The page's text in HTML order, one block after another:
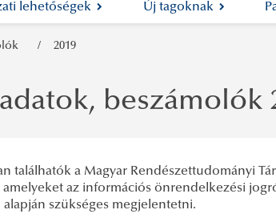
lehetőségek Új tagoknak
2019
beszámolók
találhatók a Magyar Rendészettudományi
amelyeket az információs önrendelkezési
szükséges megjelentetni.